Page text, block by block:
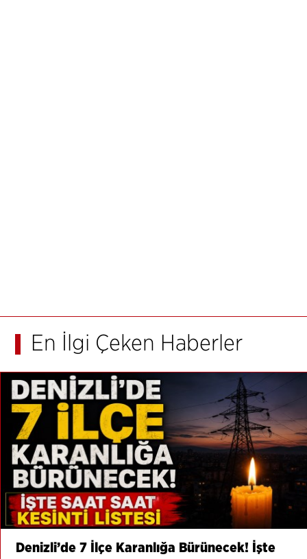
En İlgi Çeken Haberler
Denizli’de 7 İlçe Karanlığa Bürünecek! İşte